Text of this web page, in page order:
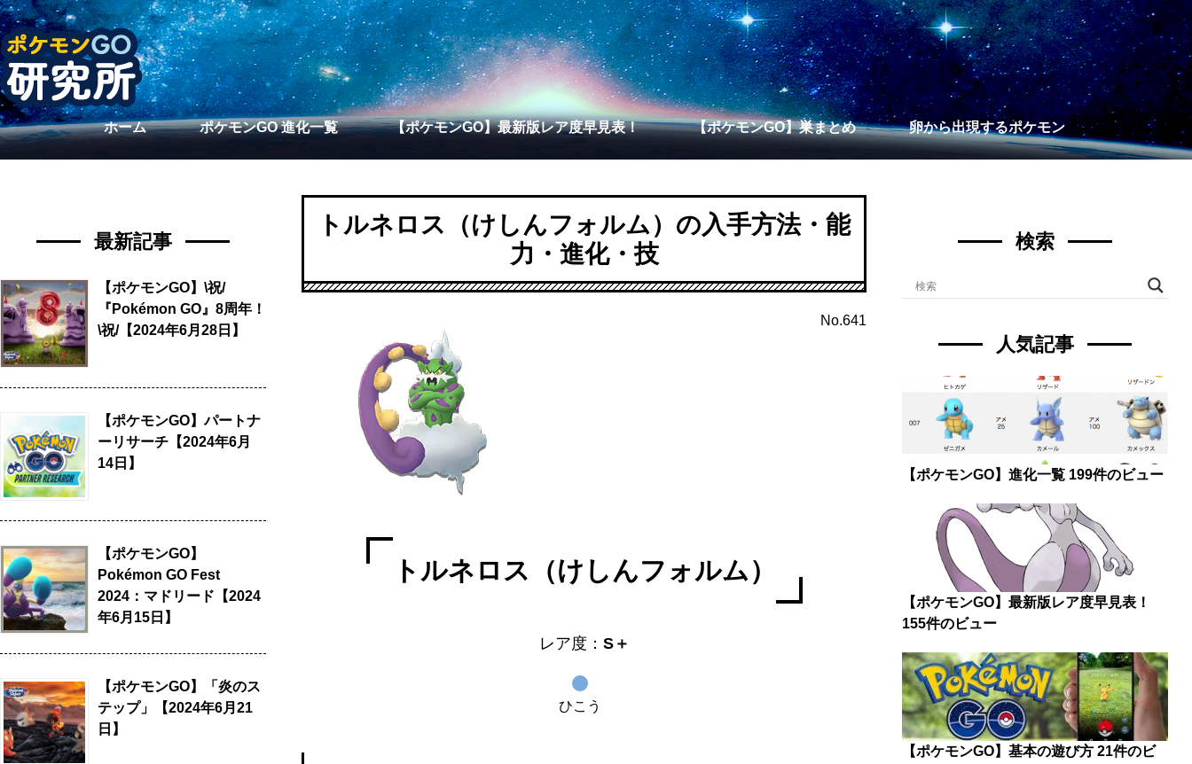
ホーム ポケモンGO 進化一覧 【ポケモンGO】最新版レア度早見表！ 【ポケモンGO】巣まとめ 卵から出現するポケモン
トルネロス（けしんフォルム）の入手方法・能
力・進化・技
No.641
トルネロス（けしんフォルム）
レア度： S＋
ひこう
最新記事
【ポケモンGO】\祝/
『Pokémon GO』8周年！
\祝/【2024年6月28日】
【ポケモンGO】パートナ
ーリサーチ【2024年6月
14日】
【ポケモンGO】
Pokémon GO Fest
2024：マドリード【2024
年6月15日】
【ポケモンGO】「炎のス
テップ」【2024年6月21
日】
検索
人気記事
【ポケモンGO】進化一覧 199件のビュー
【ポケモンGO】最新版レア度早見表！
155件のビュー
【ポケモンGO】基本の遊び方 21件のビ